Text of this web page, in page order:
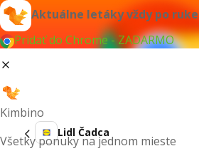
Aktuálne letáky vždy po ruke
Pridať do Chrome - ZADARMO
Kimbino
Všetky ponuky na jednom mieste
Lidl Čadca